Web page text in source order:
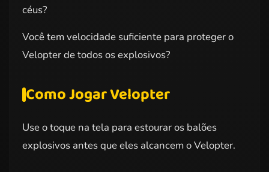
céus?
Você tem velocidade suficiente para proteger o
Velopter de todos os explosivos?
Como Jogar Velopter
Use o toque na tela para estourar os balões
explosivos antes que eles alcancem o Velopter.